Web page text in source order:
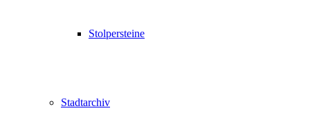
Stolpersteine
Stadtarchiv